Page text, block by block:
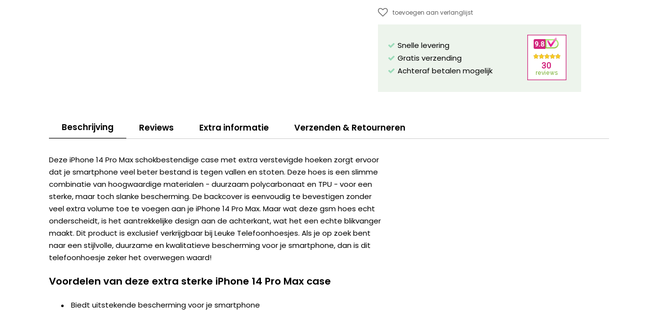
toevoegen aan verlanglijst
Snelle levering
Gratis verzending
Achteraf betalen mogelijk
Beschrijving Reviews Extra informatie Verzenden & Retourneren
Deze iPhone 14 Pro Max schokbestendige case met extra verstevigde hoeken zorgt ervoor
dat je smartphone veel beter bestand is tegen vallen en stoten. Deze hoes is een slimme
combinatie van hoogwaardige materialen - duurzaam polycarbonaat en TPU - voor een
sterke, maar toch slanke bescherming. De backcover is eenvoudig te bevestigen zonder
veel extra volume toe te voegen aan je iPhone 14 Pro Max. Maar wat deze gsm hoes echt
onderscheidt, is het aantrekkelijke design aan de achterkant, wat het een echte blikvanger
maakt. Dit product is exclusief verkrijgbaar bij Leuke Telefoonhoesjes. Als je op zoek bent
naar een stijlvolle, duurzame en kwalitatieve bescherming voor je smartphone, dan is dit
telefoonhoesje zeker het overwegen waard!
Voordelen van deze extra sterke iPhone 14 Pro Max case
Biedt uitstekende bescherming voor je smartphone